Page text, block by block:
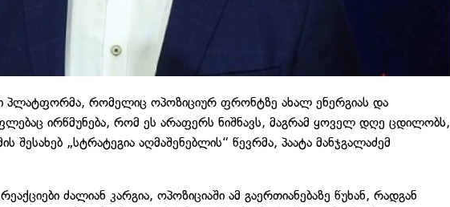
პლატფორმა, რომელიც ოპოზიციურ ფრონტზე ახალ ენერგიას და
ირწმუნება, რომ ეს არაფერს ნიშნავს, მაგრამ ყოველ დღე ცდილობს,
შესახებ „სტრატეგია აღმაშენებლის“ წევრმა, პაატა მანჯგალაძემ
ძალიან კარგია, ოპოზიციაში ამ გაერთიანებაზე წუხან, რადგან